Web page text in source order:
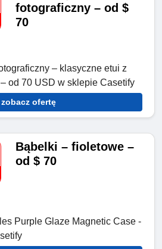
fotograficzny – od $
70
– klasyczne etui z
od 70 USD w sklepie Casetify
zobacz ofertę
Bąbelki – fioletowe –
od $ 70
Purple Glaze Magnetic Case -